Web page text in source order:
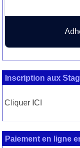
Inscription aux
Cliquer ICI
Paiement en ligne